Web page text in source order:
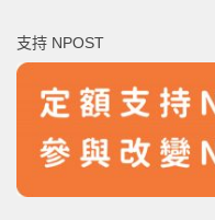
字:
支持 NPOST